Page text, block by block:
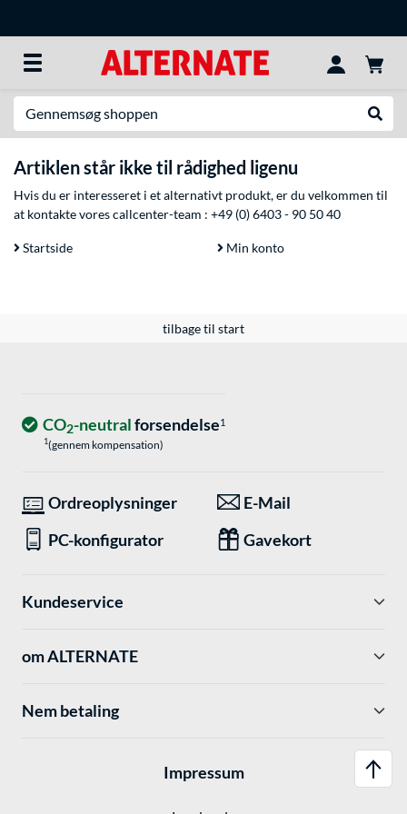
Artiklen står ikke til rådighed ligenu
Hvis du er interesseret i et alternativt produkt, er du velkommen til
at kontakte vores callcenter-team : +49 (0) 6403 - 90 50 40
Startside Min konto
tilbage til start
CO2-neutralforsendelse1
1(gennem kompensation)
Ordreoplysninger
E-Mail
PC-konfigurator
Gavekort
Kundeservice
om ALTERNATE
Nem betaling
Impressum